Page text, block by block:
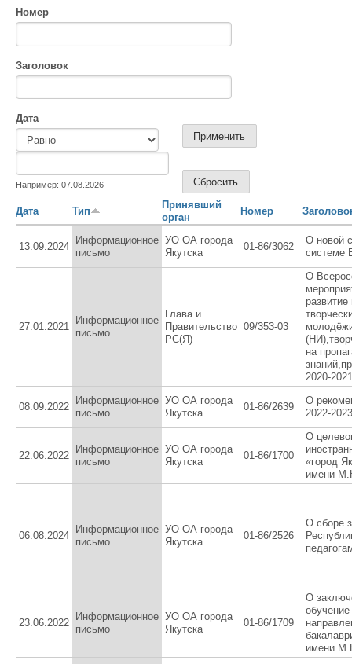
Номер
Заголовок
Дата
Например: 07.08.2026
Дата Тип
Принявший
орган
Номер
13.09.2024
Информационное
письмо
УО ОА города
Якутска
01-86/3062
О новой
системе
27.01.2021
Информационное
письмо
Глава и
Правительство
РС(Я)
09/353-03
О
на
2020-
08.09.2022
Информационное
письмо
УО ОА города
Якутска
01-86/2639
О
2022-
22.06.2022
Информационное
письмо
УО ОА города
Якутска
01-86/1700
О
«город
имени
06.08.2024
Информационное
письмо
УО ОА города
Якутска
01-86/2526
О сборе
23.06.2022
Информационное
письмо
УО ОА города
Якутска
01-86/1709
О
имени